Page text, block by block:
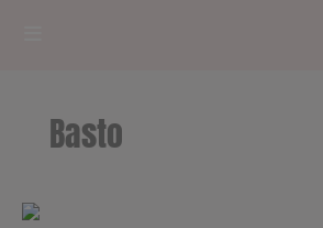
RADIOPLAYER
Basto